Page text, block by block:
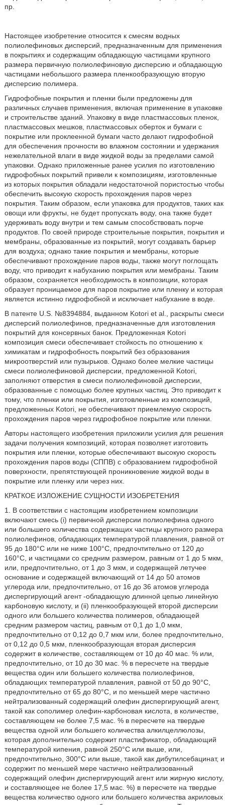
пр.
Настоящее изобретение относится к смесям водных
полиолефиновых дисперсий, предназначенным для применения
в покрытиях и содержащим обладающую частицами крупного
размера первичную полиолефиновую дисперсию и обладающую
частицами небольшого размера пленкообразующую вторую
дисперсию полимера.
Гидрофобные покрытия и пленки были предложены для
различных случаев применения, включая применение в упаковке
и строительстве зданий. Упаковку в виде пластмассовых пленок,
пластмассовых мешков, пластмассовых оберток и бумаги с
покрытие или проклеенной бумаги часто делают гидрофобной
для обеспечения прочности во влажном состоянии и удержания
нежелательной влаги в виде жидкой воды за пределами самой
упаковки. Однако приложенные ранее усилия по изготовлению
гидрофобных покрытий привели к композициям, изготовленные
из которых покрытия обладали недостаточной пористостью чтобы
обеспечить высокую скорость прохождения паров через
покрытия. Таким образом, если упаковка для продуктов, таких как
овощи или фрукты, не будет пропускать воду, она также будет
удерживать воду внутри и тем самым способствовать порче
продуктов. По своей природе строительные покрытия, покрытия и
мембраны, образованные из покрытий, могут создавать барьер
для воздуха; однако такие покрытия и мембраны, которые
обеспечивают прохождение паров воды, также могут поглощать
воду, что приводит к набуханию покрытия или мембраны. Таким
образом, сохраняется необходимость в композиции, которая
образует проницаемое для паров покрытие или пленку и которая
является истинно гидрофобной и исключает набухание в воде.
В патенте U.S. №8394884, выданном Kotori et al., раскрыты смеси
дисперсий полиолефинов, предназначенные для изготовления
покрытий для консервных банок. Предложенная Kotori
композиция смеси обеспечивает стойкость по отношению к
химикатам и гидрофобность покрытий без образования
микроотверстий или пузырьков. Однако более мелкие частицы
смеси полиолефиновой дисперсии, предложенной Kotori,
заполняют отверстия в смеси полиолефиновой дисперсии,
образованные с помощью более крупных частиц. Это приводит к
тому, что пленки или покрытия, изготовленные из композиций,
предложенных Kotori, не обеспечивают приемлемую скорость
прохождения паров через гидрофобное покрытие или пленки.
Авторы настоящего изобретения приложили усилия для решения
задачи получения композиций, которая позволяет изготовить
покрытия или пленки, которые обеспечивают высокую скорость
прохождения паров воды (СППВ) с образованием гидрофобной
поверхности, препятствующей проникновение жидкой воды в
покрытие или пленку или через них.
КРАТКОЕ ИЗЛОЖЕНИЕ СУЩНОСТИ ИЗОБРЕТЕНИЯ
1. В соответствии с настоящим изобретением композиции
включают смесь (i) первичной дисперсии полиолефина одного
или большего количества содержащих частицы крупного размера
полиолефинов, обладающих температурой плавления, равной от
95 до 180°С или не ниже 100°С, предпочтительно от 120 до
160°С, и частицами со средним размером, равным от 1 до 5 мкм,
или, предпочтительно, от 1 до 3 мкм, и содержащей летучее
основание и содержащей включающий от 14 до 50 атомов
углерода или, предпочтительно, от 16 до 36 атомов углерода
диспергирующий агент -обладающую длинной цепью линейную
карбоновую кислоту, и (ii) пленкообразующей второй дисперсии
одного или большего количества полимеров, обладающей
средним размером частиц, равным от 0,1 до 1,0 мкм,
предпочтительно от 0,12 до 0,7 мкм или, более предпочтительно,
от 0,12 до 0,5 мкм, пленкообразующая вторая дисперсия
содержит в количестве, составляющем от 10 до 40 мас. % или,
предпочтительно, от 10 до 30 мас. % в пересчете на твердые
вещества один или большего количества полиолефинов,
обладающих температурой плавления, равной от 50 до 90°С,
предпочтительно от 65 до 80°С, и по меньшей мере частично
нейтрализованный содержащий олефин диспергирующий агент,
такой как сополимер олефин-карбоновая кислота, в количестве,
составляющем не более 7,5 мас. % в пересчете на твердые
вещества одной или большего количества алкилцеллюлозы,
которая дополнительно содержит пластификатор, обладающий
температурой кипения, равной 250°С или выше, или,
предпочтительно, 300°С или выше, такой как дибутилсебацинат, и
содержит по меньшей мере частично нейтрализованный
содержащий олефин диспергирующий агент или жирную кислоту,
и составляющее не более 17,5 мас. %) в пересчете на твердые
вещества количество одного или большего количества акриловых